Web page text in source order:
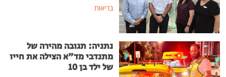
בריאות
נתניה: תגובה מהירה של
מתנדבי מד"א הצילה את חייו
של ילד בן 10